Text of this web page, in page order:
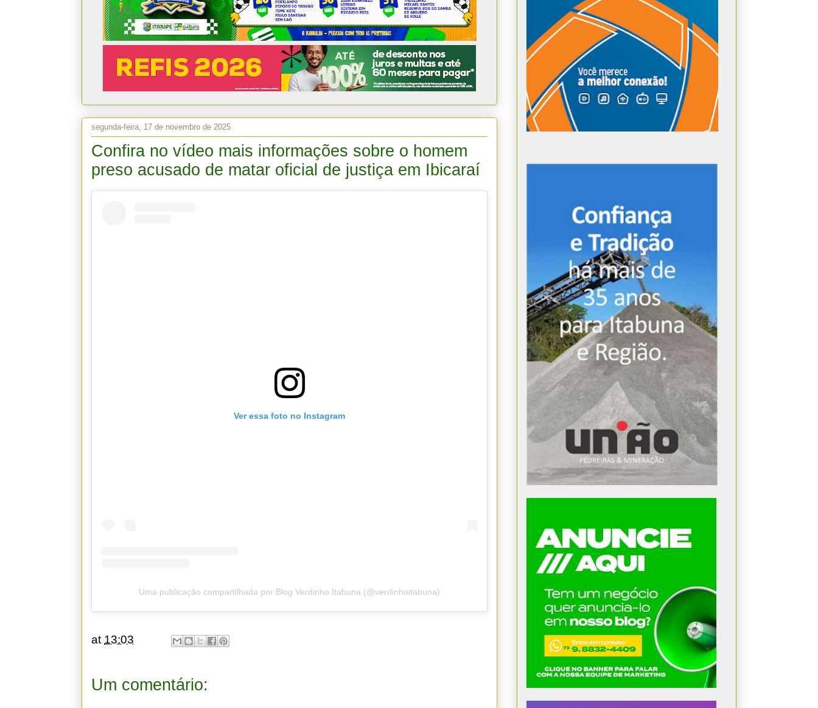
segunda-feira, 17 de novembro de 2025
Confira no vídeo mais informações sobre o homem
preso acusado de matar oficial de justiça em Ibicaraí
Ver essa foto no Instagram
Uma publicação compartilhada por Blog Verdinho Itabuna (@verdinhoitabuna)
at 13:03
Um comentário: